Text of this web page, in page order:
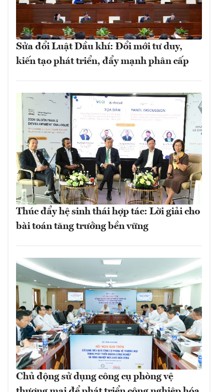
Sửa đổi Luật Dầu khí: Đổi mới tư duy,
kiến tạo phát triển, đẩy mạnh phân cấp
Thúc đẩy hệ sinh thái hợp tác: Lời giải cho
bài toán tăng trưởng bền vững
Chủ động sử dụng công cụ phòng vệ